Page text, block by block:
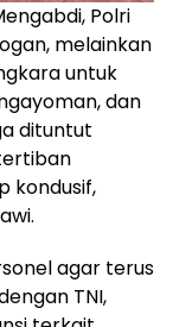
Polri
melainkan
untuk
dan
dituntut
kondusif,
agar terus
TNI,